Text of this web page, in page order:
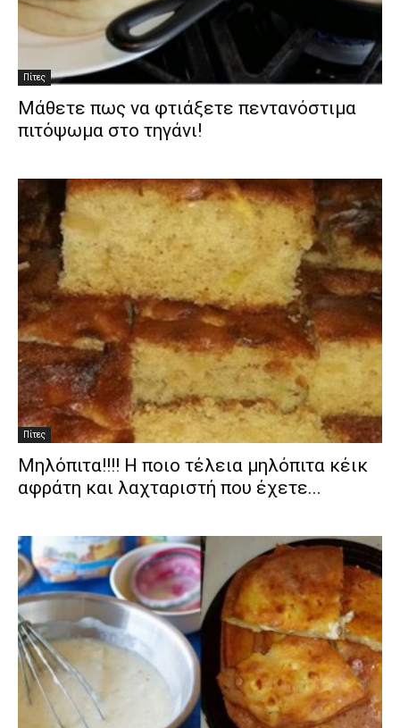
Πίτες
Μάθετε πως να φτιάξετε πεντανόστιμα
πιτόψωμα στο τηγάνι!
Πίτες
Μηλόπιτα!!!! Η ποιο τέλεια μηλόπιτα κέικ
αφράτη και λαχταριστή που έχετε...